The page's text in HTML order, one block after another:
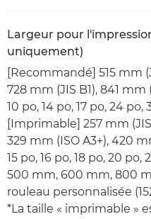
Largeur pour
uniquement)
[Recommandé] 515 mm
728 mm (JIS B1), 841 mm
10 po, 14 po, 17 po, 24
[Imprimable] 257 mm
329 mm (ISO A3+), 420
15 po, 16 po, 18 po, 20
500 mm, 600 mm, 800
rouleau personnalisée
*La taille « imprimable »